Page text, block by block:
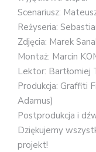
Scenariusz:
Reżyseria:
Zdjęcia: Marek
Montaż: Marcin
Lektor: Bartłomiej
Produkcja: Graffiti
Adamus)
Postprodukcja i
Dziękujemy
projekt!